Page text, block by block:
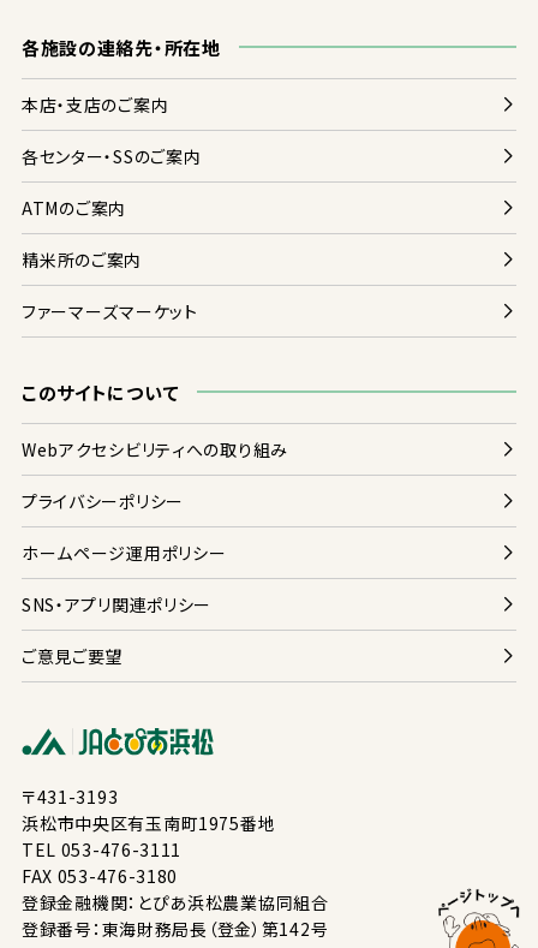
〒431-3193
浜松市中央区有玉南町1975番地
TEL 053-476-3111
FAX 053-476-3180
登録金融機関：とぴあ浜松農業協同組合
登録番号 ： 東海財務局長 （登金） 第142号
各施設の連絡先・所在地
本店・支店のご案内
各センター・SSのご案内
ATMのご案内
精米所のご案内
ファーマーズマーケット
このサイトについて
Webアクセシビリティへの取り組み
プライバシーポリシー
ホームページ運用ポリシー
SNS・アプリ関連ポリシー
ご意見ご要望